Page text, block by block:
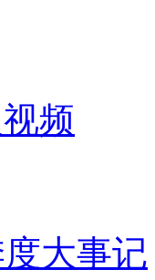
频
大事记